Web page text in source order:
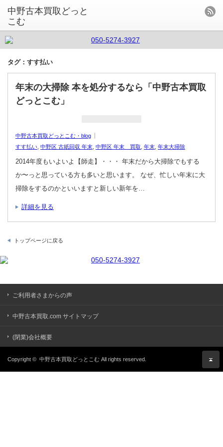
中野古本買取どっと
こむ
タグ：すす払い
年末の大掃除 本を処分するなら「中野古本買取
どっとこむ」
中野古本買取どっとこむ・blog
すす払い, 中野区 古紙回収 年末, 中野区 年末 買取, 年末, 年末大掃除
2014年度もいよいよ【師走】・・・ 年末だから大掃除でもする
か〜っと思っている方も多いと思います。 なぜ、忙しい年末に大
掃除をするのかといいますと新しい新年を…
詳細を見る
トップページに戻る
ご利用者さまからの声
中野古本買取.com サイトマップ
(閉業)会社概要
Copyright © 中野古本買取どっとこむ All rights reserved.